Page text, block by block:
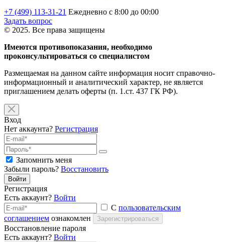
+7 (499) 113-31-21 Ежедневно с 8:00 до 00:00
Задать вопрос
© 2025. Все права защищены
Имеются противопоказания, необходимо
проконсультироваться со специалистом
Размещаемая на данном сайте информация носит справочно-
информационный и аналитический характер, не является
приглашением делать оферты (п. 1.ст. 437 ГК РФ).
Вход
Нет аккаунта? Регистрация
Запомнить меня
Забыли пароль? Восстановить
Войти
Регистрация
Есть аккаунт? Войти
С пользовательским
соглашением ознакомлен Зарегистрироваться
Восстановление пароля
Есть аккаунт? Войти